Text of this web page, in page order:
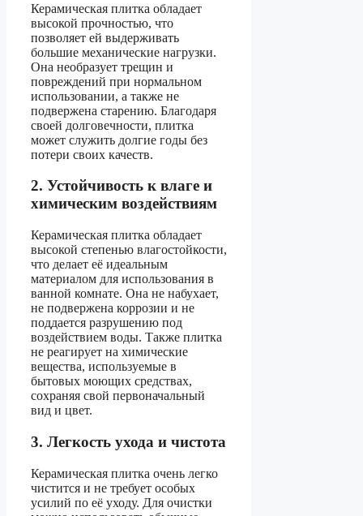
Керамическая плитка обладает
высокой прочностью, что
позволяет ей выдерживать
большие механические нагрузки.
Она необразует трещин и
повреждений при нормальном
использовании, а также не
подвержена старению. Благодаря
своей долговечности, плитка
может служить долгие годы без
потери своих качеств.
2. Устойчивость к влаге и
химическим воздействиям
Керамическая плитка обладает
высокой степенью влагостойкости,
что делает её идеальным
материалом для использования в
ванной комнате. Она не набухает,
не подвержена коррозии и не
поддается разрушению под
воздействием воды. Также плитка
не реагирует на химические
вещества, используемые в
бытовых моющих средствах,
сохраняя свой первоначальный
вид и цвет.
3. Легкость ухода и чистота
Керамическая плитка очень легко
чистится и не требует особых
усилий по её уходу. Для очистки